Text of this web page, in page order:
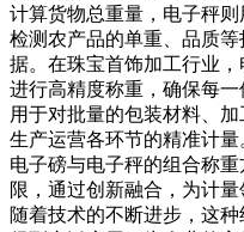
计算货物总重量，电子秤
检测农产品的单重、品质
据。在珠宝首饰加工行业
进行高精度称重，确保每
用于对批量的包装材料、
生产运营各环节的精准计量
电子磅与电子秤的组合称
限，通过创新融合，为计
随着技术的不断进步，这